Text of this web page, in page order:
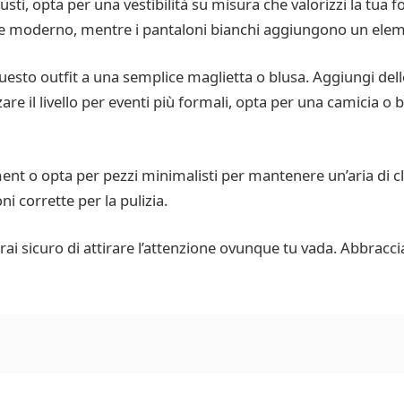
moderno, mentre i pantaloni bianchi aggiungono un
outfit a una semplice maglietta o blusa. Aggiungi
il livello per eventi più formali, opta per una camicia o
o opta per pezzi minimalisti per mantenere un’aria di
corrette per la pulizia.
sicuro di attirare l’attenzione ovunque tu vada.